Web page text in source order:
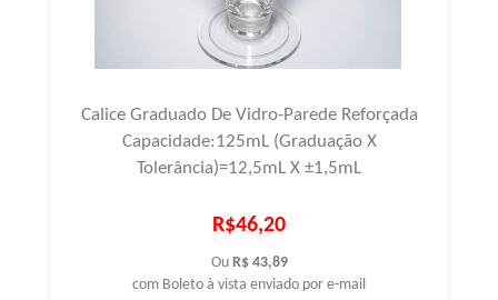
Calice Graduado De Vidro-Parede Reforçada
Capacidade:125mL (Graduação X
Tolerância)=12,5mL X ±1,5mL
R$46,20
Ou R$ 43,89
com Boleto à vista enviado por e-mail